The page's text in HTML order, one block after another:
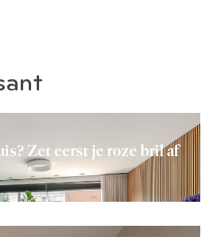
Zet eerst je roze bril af